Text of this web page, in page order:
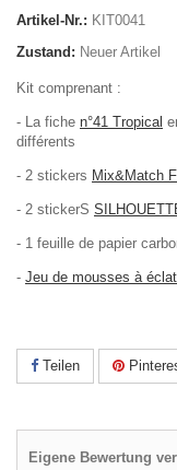
Artikel-Nr.: KIT0041
Zustand: Neuer Artikel
Kit comprenant :
- La fiche n°41 Tropical
différents
- 2 stickers Mix&Match
- 2 stickerS
- 1 feuille de papier
- Jeu de mousses à
Teilen
Eigene Bewertung